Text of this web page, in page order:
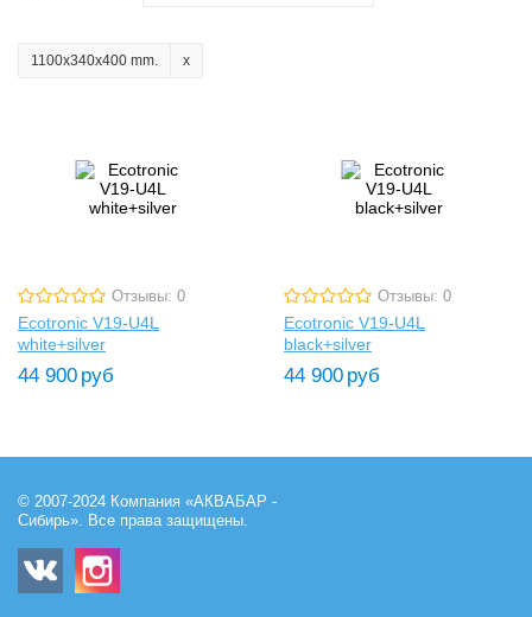
1100x340x400 mm.
Отзывы: 0
Ecotronic V19-U4L
white+silver
44 900 руб
Отзывы: 0
Ecotronic V19-U4L
black+silver
44 900 руб
© 2007-2024 Компания «АКВАБАР -
Сибирь». Все права защищены.